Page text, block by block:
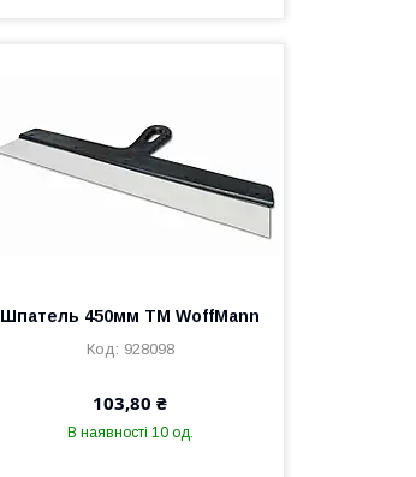
Шпатель 450мм ТМ WoffMann
928098
103,80 ₴
В наявності 10 од.